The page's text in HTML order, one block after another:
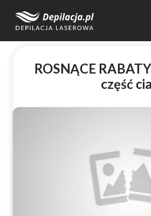
ROSNĄCE
część